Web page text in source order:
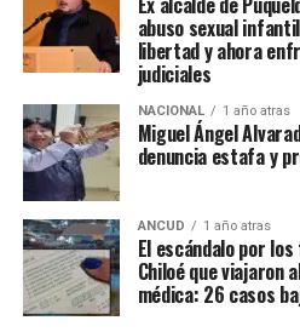
sitios, sobre la Ley 2.695, y
medida injusta por un caso
Santiago y que estaba
nuestra provincia.
dictamen de Contraloría
deja sin efecto esa resolución
nuevamente que todas las
de títulos de dominios sobre
vuelvan a seguir su
título de dominio”,expresó el
abuso sexual
libertad y ahora
judiciales
NACIONAL 1 año atras
Miguel Ángel
denuncia estafa y
ANCUD 1 año atras
El escándalo por
Chiloé que viajaron
médica: 26 casos